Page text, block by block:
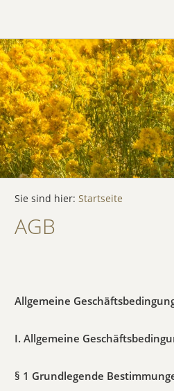
Sie sind hier: Startseite
AGB
Allgemeine
I. Allgemeine
§ 1 Grundlegende